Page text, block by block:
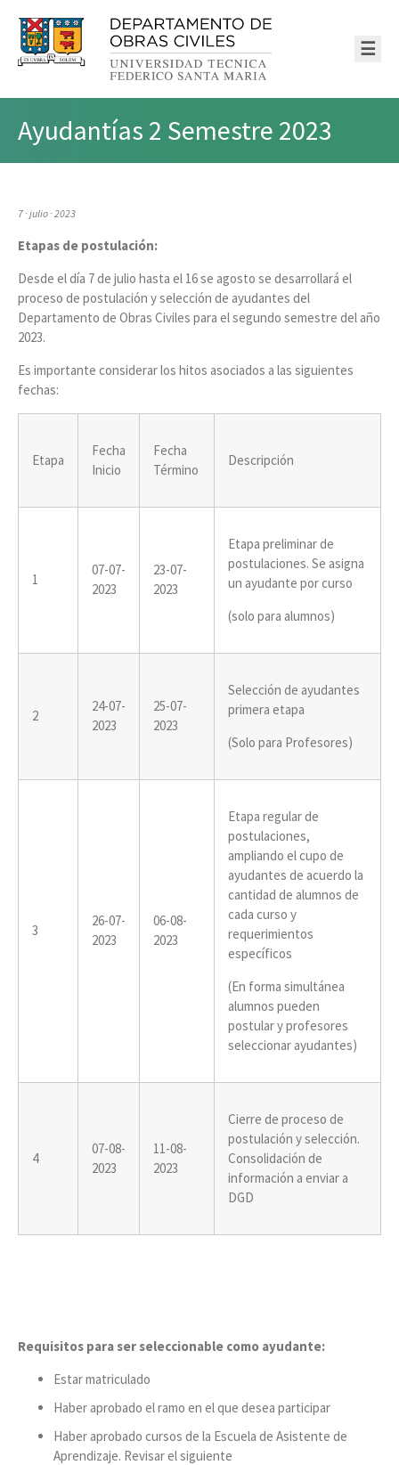
☰
Ayudantías 2 Semestre 2023
7 · julio · 2023
Etapas de postulación:
Desde el día 7 de julio hasta el 16 se agosto se desarrollará el
proceso de postulación y selección de ayudantes del
Departamento de Obras Civiles para el segundo semestre del año
2023.
Es importante considerar los hitos asociados a las siguientes
fechas:
Etapa
Fecha
Inicio
Fecha
Término
Descripción
1
07-07-
2023
23-07-
2023
Etapa preliminar de
postulaciones. Se asigna
un ayudante por curso
(solo para alumnos)
2
24-07-
2023
25-07-
2023
Selección de ayudantes
primera etapa
(Solo para Profesores)
3
26-07-
2023
06-08-
2023
Etapa regular de
postulaciones,
ampliando el cupo de
ayudantes de acuerdo la
cantidad de alumnos de
cada curso y
requerimientos
específicos
(En forma simultánea
alumnos pueden
postular y profesores
seleccionar ayudantes)
4
07-08-
2023
11-08-
2023
Cierre de proceso de
postulación y selección.
Consolidación de
información a enviar a
DGD
Requisitos para ser seleccionable como ayudante:
Estar matriculado
Haber aprobado el ramo en el que desea participar
Haber aprobado cursos de la Escuela de Asistente de
Aprendizaje. Revisar el siguiente